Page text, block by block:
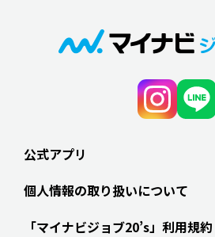
公式アプリ
個人情報の取り扱いについて
「マイナビジョブ20’s」利用規約